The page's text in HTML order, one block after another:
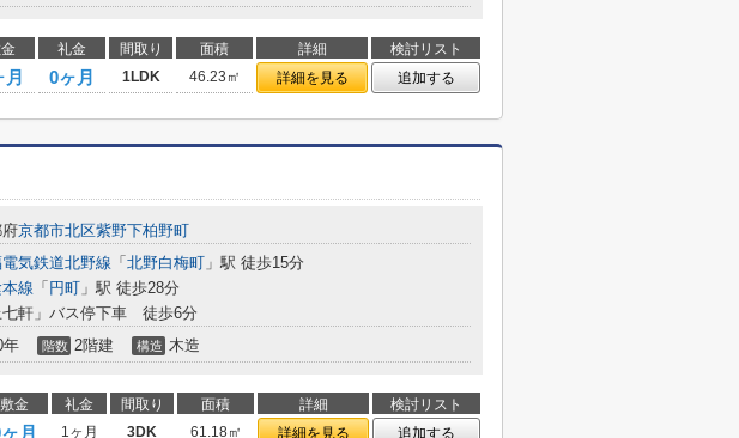
礼金 間取り 面積 詳細
検討リスト
0ヶ月 1LDK 46.23㎡ 詳細を見る 追加する
京都市北区紫野下柏野町
気鉄道北野線 「 北野白梅町 」駅 徒歩15分
線 「 円町 」駅 徒歩28分
七軒」バス停下車 徒歩6分
年 階数 2階建 構造 木造
敷金 礼金 間取り 面積 詳細
検討リスト
月 1ヶ月 3DK 61.18㎡ 詳細を見る 追加する